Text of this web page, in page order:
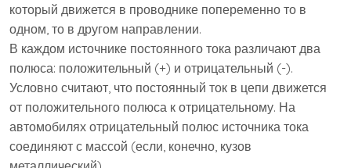
который движется в проводнике попеременно то в
одном, то в другом направлении.
В каждом источнике постоянного тока различают два
полюса: положительный (+) и отрицательный (-).
Условно считают, что постоянный ток в цепи движется
от положительного полюса к отрицательному. На
автомобилях отрицательный полюс источника тока
соединяют с массой (если, конечно, кузов